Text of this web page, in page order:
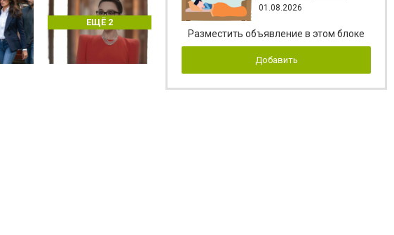
ЕЩЁ 2
01.08.2026
Разместить объявление в этом блоке
Добавить